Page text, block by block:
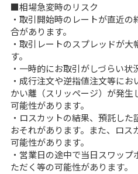
■相場急変時のリスク
・取引開始時のレートが直近
合があります。
・取引レートのスプレッドが
す。
・一時的にお取引がしづらい状
・成行注文や逆指値注文等に
かい離（スリッページ）が発
可能性があります。
・ロスカットの結果、預託し
おそれがあります。また、ロス
可能性があります。
・営業日の途中で当日スワッ
ただく等の可能性があります。